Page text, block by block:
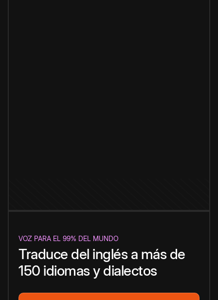
VOZ PARA EL 99% DEL MUNDO
Traduce del inglés a más de
150 idiomas y dialectos